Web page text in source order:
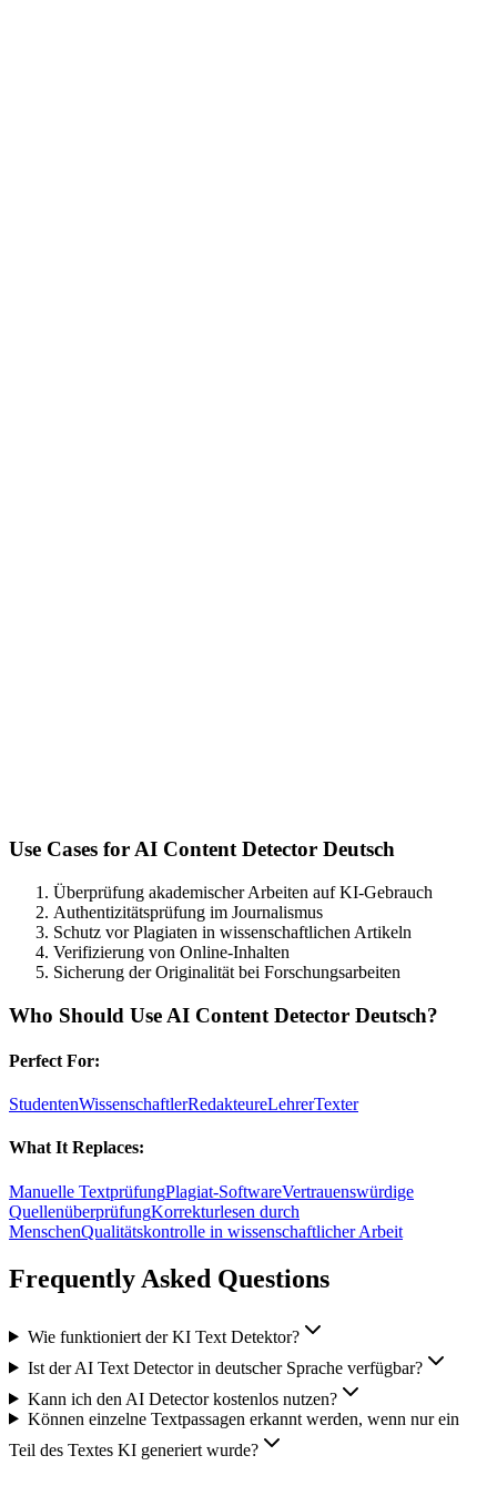
Use Cases forAI Content Detector Deutsch
Überprüfung akademischer Arbeiten auf KI-Gebrauch
Authentizitätsprüfung im Journalismus
Schutz vor Plagiaten in wissenschaftlichen Artikeln
Verifizierung von Online-Inhalten
Sicherung der Originalität bei Forschungsarbeiten
Who Should Use AI Content Detector Deutsch?
Perfect For:
StudentenWissenschaftlerRedakteureLehrerTexter
What It Replaces:
Manuelle TextprüfungPlagiat-SoftwareVertrauenswürdige
QuellenüberprüfungKorrekturlesen durch
MenschenQualitätskontrolle in wissenschaftlicher Arbeit
Frequently Asked Questions
Wie funktioniert der KI Text Detektor?
Ist der AI Text Detector in deutscher Sprache verfügbar?
Kann ich den AI Detector kostenlos nutzen?
Können einzelne Textpassagen erkannt werden, wenn nur ein
Teil des Textes KI generiert wurde?